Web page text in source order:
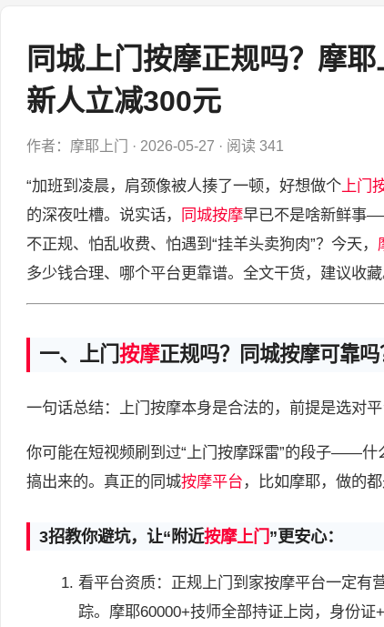
同城上门按摩正规吗？摩
新人立减300元
作者：摩耶上门 · 2026-05-27 · 阅读 341
“加班到凌晨，肩颈像被人揍了一顿，好想做个上门
的深夜吐槽。说实话，
同城按摩早已不是啥新鲜事
不正规、怕乱收费、怕遇到“挂羊头卖狗肉”？今天，
多少钱合理、哪个平台更靠谱。全文干货，建议收藏
一、上门 按摩正规吗？同城按摩可靠吗
一句话总结：上门按摩本身是合法的，前提是选对平
你可能在短视频刷到过“上门按摩踩雷”的段子——
搞出来的。真正的同城按摩平台 ，比如摩耶，做的
3招教你避坑，让“附近按摩上门”更安心：
看平台资质：正规上门到家按摩平台一定有
踪。摩耶60000+技师全部持证上岗，身份证